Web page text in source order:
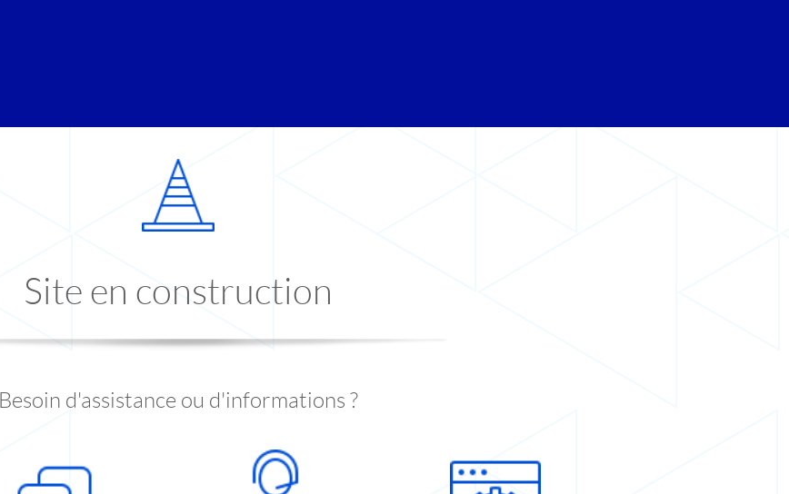
Site en construction
Besoin d'assistance ou d'informations ?